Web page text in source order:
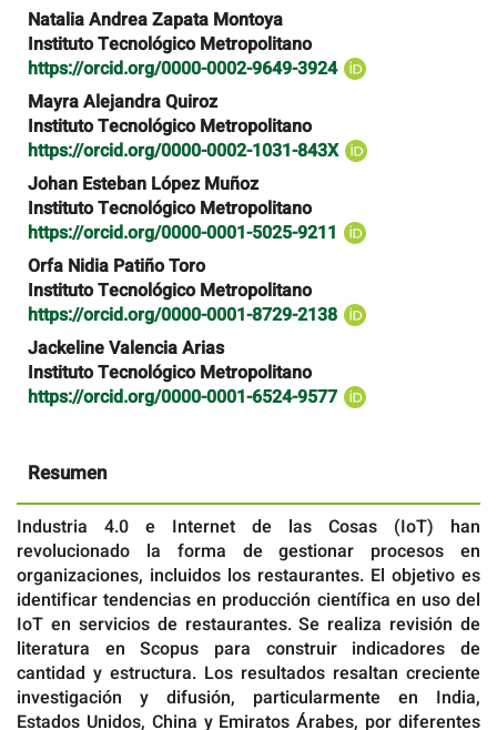
Contenido
principal
del
artículo
Natalia Andrea Zapata Montoya
Instituto Tecnológico Metropolitano
https://orcid.org/0000-0002-9649-3924
Mayra Alejandra Quiroz
Instituto Tecnológico Metropolitano
https://orcid.org/0000-0002-1031-843X
Johan Esteban López Muñoz
Instituto Tecnológico Metropolitano
https://orcid.org/0000-0001-5025-9211
Orfa Nidia Patiño Toro
Instituto Tecnológico Metropolitano
https://orcid.org/0000-0001-8729-2138
Jackeline Valencia Arias
Instituto Tecnológico Metropolitano
https://orcid.org/0000-0001-6524-9577
Resumen
Industria 4.0 e Internet de las Cosas (IoT) han
revolucionado la forma de gestionar procesos en
organizaciones, incluidos los restaurantes. El objetivo es
identificar tendencias en producción científica en uso del
IoT en servicios de restaurantes. Se realiza revisión de
literatura en Scopus para construir indicadores de
cantidad y estructura. Los resultados resaltan creciente
investigación y difusión, particularmente en India,
Estados Unidos, China y Emiratos Árabes, por diferentes